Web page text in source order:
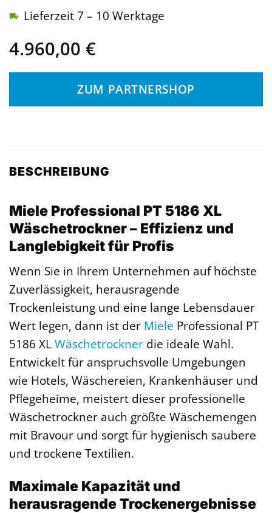
4.960,00 €
Lieferzeit 7 – 10 Werktage
ZUM PARTNERSHOP
BESCHREIBUNG
Miele Professional PT 5186 XL
Wäschetrockner – Effizienz und
Langlebigkeit für Profis
Wenn Sie in Ihrem Unternehmen auf höchste
Zuverlässigkeit, herausragende
Trockenleistung und eine lange Lebensdauer
Wert legen, dann ist der Miele Professional PT
5186 XLWäschetrockner die ideale Wahl.
Entwickelt für anspruchsvolle Umgebungen
wie Hotels, Wäschereien, Krankenhäuser und
Pflegeheime, meistert dieser professionelle
Wäschetrockner auch größte Wäschemengen
mit Bravour und sorgt für hygienisch saubere
und trockene Textilien.
Maximale Kapazität und
herausragende Trockenergebnisse